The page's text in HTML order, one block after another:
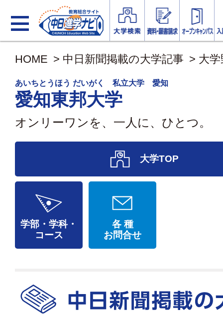
HOME > 中日新聞掲載の大学記事 > 大
あいちとうほう だいがく 私立大学 愛知
愛知東邦大学
オンリーワンを、一人に、ひとつ。
大学TOP
学部・学科・
コース
各 種
お問合せ